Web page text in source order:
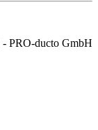
PRO-ducto GmbH